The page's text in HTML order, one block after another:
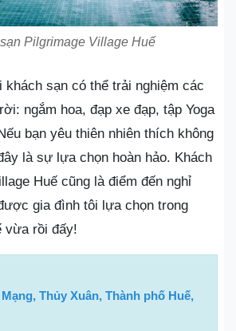
Pilgrimage Village Huế
khách sạn có thể trải nghiệm các
ngắm hoa, đạp xe đạp, tập Yoga
bạn yêu thiên nhiên thích không
là sự lựa chọn hoàn hảo. Khách
Huế cũng là điểm đến nghỉ
gia đình tôi lựa chọn trong
vừa rồi đấy!
Thủy Xuân, Thành phố Huế,